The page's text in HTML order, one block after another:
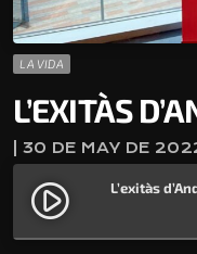
LA VIDA
L’EXITÀS
| 30 DE MAY DE
play_circle_filled L’exitàs